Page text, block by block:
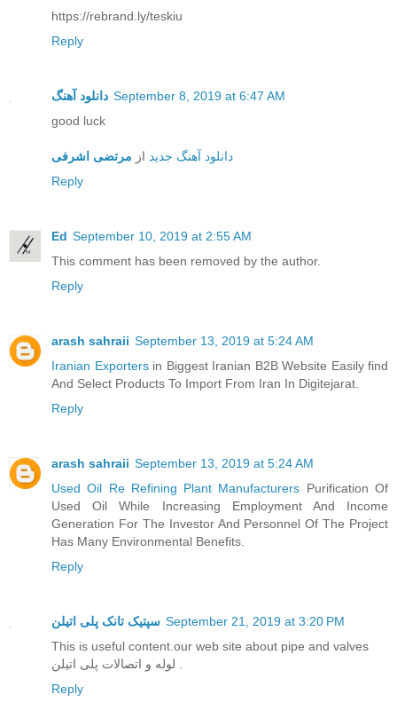
https://rebrand.ly/teskiu
Reply
دانلود آهنگ September 8, 2019 at 6:47 AM
good luck
دانلود آهنگ جدید از مرتضی اشرفی
Reply
Ed September 10, 2019 at 2:55 AM
This comment has been removed by the author.
Reply
arash sahraii September 13, 2019 at 5:24 AM
Iranian Exportersin Biggest Iranian B2B Website Easily find
And Select Products To Import From Iran In Digitejarat.
Reply
arash sahraii September 13, 2019 at 5:24 AM
Used Oil Re Refining Plant Manufacturers Purification Of
Used Oil While Increasing Employment And Income
Generation For The Investor And Personnel Of The Project
Has Many Environmental Benefits.
Reply
سپتیک تانک پلی اتیلن September 21, 2019 at 3:20 PM
This is useful content.our web site about pipe and valves
Reply